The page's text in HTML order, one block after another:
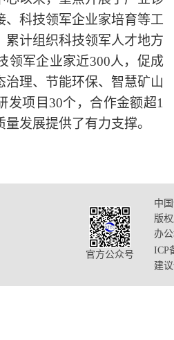
、科技领军企业家培育等工
累计组织科技领军人才地方
领军企业家近300人，促成
治理、节能环保、智慧矿山
发项目 30个，合作金额超1
量发展提供了有力支撑。
官方公众号
中
版
办
ICP
建